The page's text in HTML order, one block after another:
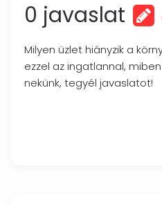
0 javaslat
Milyen üzlet hiányzik a
ezzel az ingatlannal,
nekünk, tegyél javaslatot!